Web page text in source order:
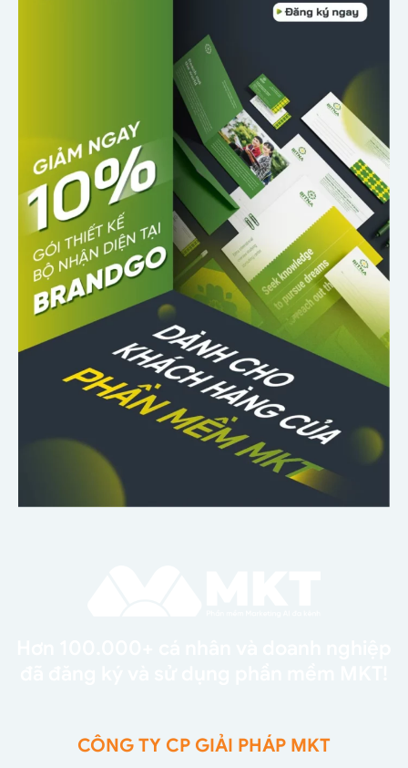
CÔNG TY CP GIẢI PHÁP MKT